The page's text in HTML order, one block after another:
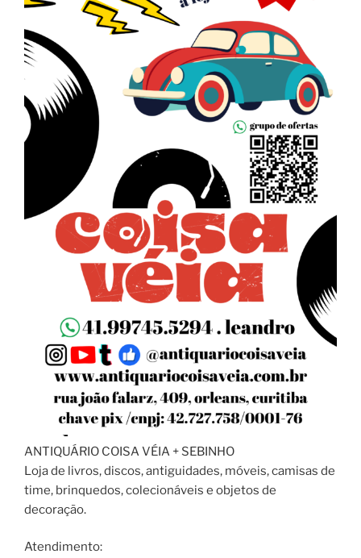
ANTIQUÁRIO COISA VÉIA + SEBINHO
Loja de livros, discos, antiguidades, móveis, camisas de
time, brinquedos, colecionáveis e objetos de
decoração.
Atendimento: